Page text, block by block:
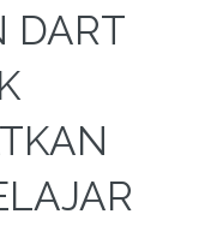
DART